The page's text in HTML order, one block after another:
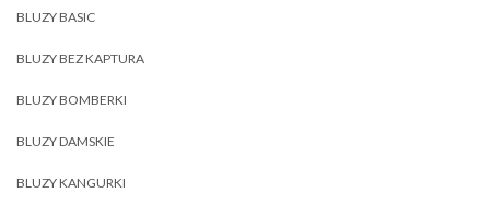
BLUZY BASIC
BLUZY BEZ KAPTURA
BLUZY BOMBERKI
BLUZY DAMSKIE
BLUZY KANGURKI